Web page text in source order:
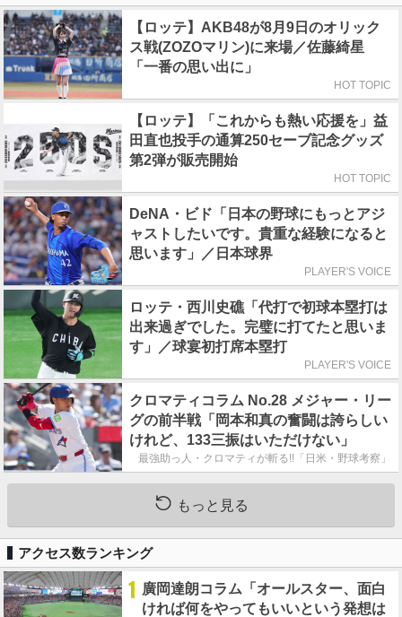
【ロッテ】AKB48が8月9日のオリック
ス戦(ZOZOマリン)に来場／佐藤綺星
「一番の思い出に」
HOT TOPIC
【ロッテ】「これからも熱い応援を」益
田直也投手の通算250セーブ記念グッズ
第2弾が販売開始
HOT TOPIC
DeNA・ビド「日本の野球にもっとアジ
ャストしたいです。貴重な経験になると
思います」／日本球界
PLAYER'S VOICE
ロッテ・西川史礁「代打で初球本塁打は
出来過ぎでした。完璧に打てたと思いま
す」／球宴初打席本塁打
PLAYER'S VOICE
クロマティコラム No.28 メジャー・リー
グの前半戦「岡本和真の奮闘は誇らしい
けれど、133三振はいただけない」
最強助っ人・クロマティが斬る!!「日米・野球考察」
もっと見る
アクセス数ランキング
1 廣岡達朗コラム「オールスター、面白
ければ何をやってもいいという発想は